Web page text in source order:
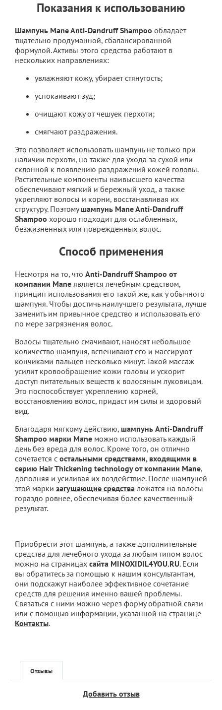
Показания к использованию
Шампунь Mane Anti-Dandruff Shampoo обладает
тщательно продуманной, сбалансированной
формулой. Активы этого средства работают в
нескольких направлениях:
увлажняют кожу, убирает стянутость;
успокаивают зуд;
очищают кожу от чешуек перхоти;
смягчают раздражения.
Это позволяет использовать шампунь не только при
наличии перхоти, но также для ухода за сухой или
склонной к появлению раздражений кожей головы.
Растительные компоненты наивысшего качества
обеспечивают мягкий и бережный уход, а также
укрепляют волосы и корни, восстанавливая их
структуру. Поэтомушампунь Mane Anti-Dandruff
Shampoo хорошо подходит для ослабленных,
безжизненных или поврежденных волос.
Способ применения
Несмотря на то, что Anti-Dandruff Shampoo от
компании Mane является лечебным средством,
принцип использования его такой же, как у обычного
шампуня. Чтобы достичь наилучшего результата, лучше
заменить им привычное средство и использовать его
по мере загрязнения волос.
Волосы тщательно смачивают, наносят небольшое
количество шампуня, вспенивают его и массируют
кончиками пальцев несколько минут. Такой массаж
усилит кровообращение кожи головы и ускорит
доступ питательных веществ к волосяным луковицам.
Это поспособствует укреплению корней,
восстановлению волос, придаст им силы и здоровый
вид.
Благодаря мягкому действию, шампунь Anti-Dandruff
Shampoo марки Mane можно использовать каждый
день без вреда для волос. Кроме того, он отлично
сочетается с остальными средствами, входящими в
серию Hair Thickening technology от компании Mane,
дополняя и усиливая их воздействие. После шампуней
этой марки загущающие средства ложатся на волосы
гораздо ровнее, обеспечивая более качественный
результат.
Приобрести этот шампунь, а также дополнительные
средства для лечебного ухода за любым типом волос
можно на страницах сайта MINOXIDIL4YOU.RU. Если
вы обратитесь за помощью к нашим консультантам,
они подскажут наиболее эффективное сочетание
средств для решения именно вашей проблемы.
Связаться с ними можно через форму обратной связи
или с помощью информации, указанной на странице
Контакты.
Отзывы
Добавить отзыв